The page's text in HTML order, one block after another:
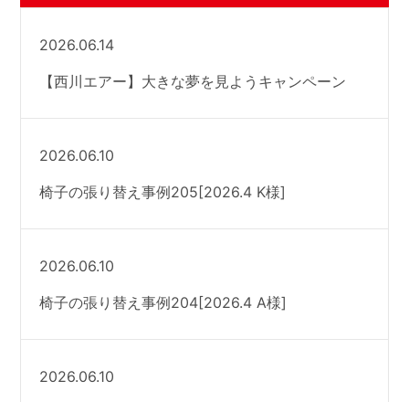
2026.06.14
【西川エアー】大きな夢を見ようキャンペーン
2026.06.10
椅子の張り替え事例205[2026.4 K様]
2026.06.10
椅子の張り替え事例204[2026.4 A様]
2026.06.10